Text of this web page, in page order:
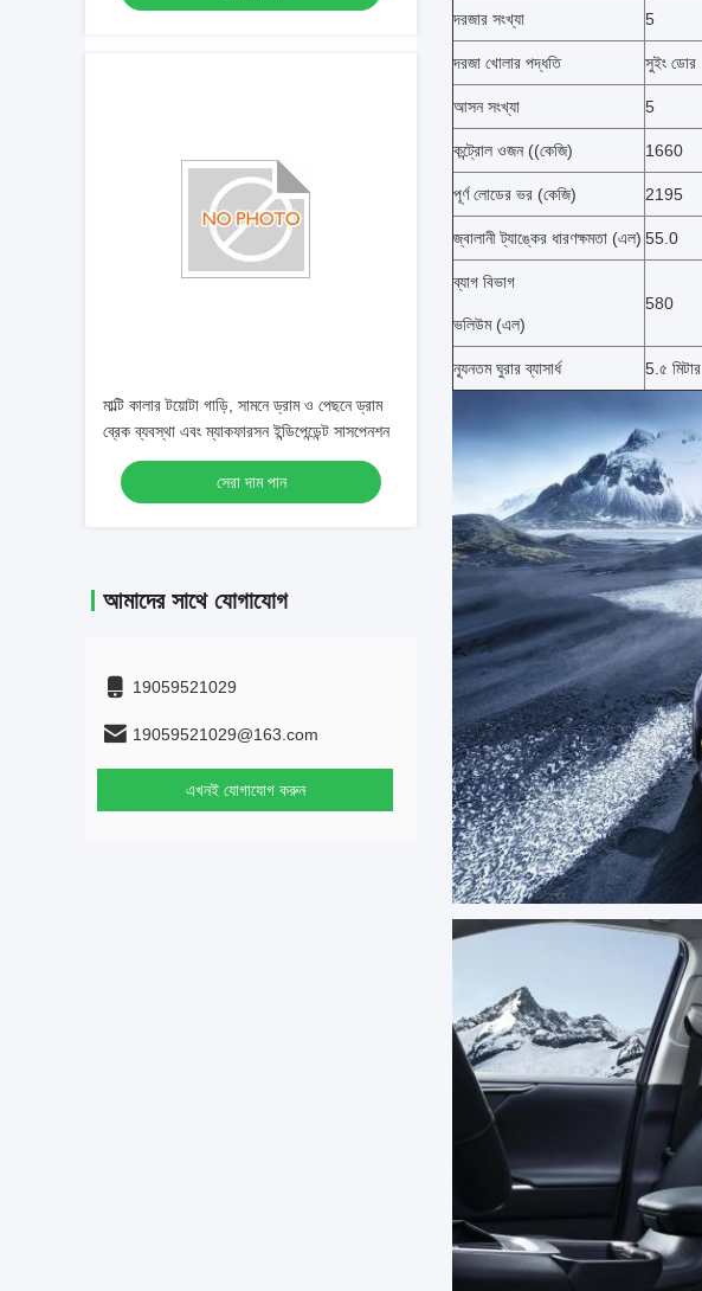
মাল্টি কালার টয়োটা গাড়ি, সামনে ড্রাম ও পেছনে ড্রাম
ব্রেক ব্যবস্থা এবং ম্যাকফারসন ইন্ডিপেন্ডেন্ট সাসপেনশন
সেরা দাম পান
আমাদের সাথে যোগাযোগ
19059521029
19059521029@163.com
এখনই যোগাযোগ করুন
দরজার সংখ্যা 5
দরজা খোলার পদ্ধতি সুইং ডোর
আসন সংখ্যা 5
কন্ট্রোল ওজন ((কেজি) 1660
পূর্ণ লোডের ভর (কেজি) 2195
জ্বালানী ট্যাঙ্কের ধারণক্ষমতা (এল) 55.0
ব্যাগ বিভাগ
ভলিউম (এল)
580
ন্যূনতম ঘুরার ব্যাসার্ধ 5.৫ মিটার